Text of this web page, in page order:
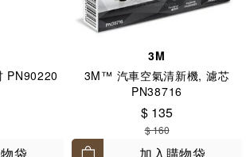
PN90220
袋
3M
3M™ 汽車空氣清新機, 濾芯
PN38716
$ 135
$ 160
加入購物袋